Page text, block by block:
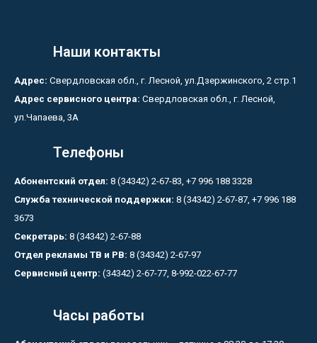
Наши контакты
Адрес: Свердловская обл., г. Лесной, ул.Дзержинского, 2 стр.1
Адрес сервисного центра: Свердловская обл., г. Лесной,
ул.Чапаева, 3А
Телефоны
Абонентский отдел: 8 (34342) 2-67-83, +7 996 188 3328
Служба технической поддержки: 8 (34342) 2-67-87, +7 996 188
3673
Секретарь: 8 (34342) 2-67-88
Отдел рекламы ТВ и РВ: 8 (34342) 2-67-97
Сервисный центр: (34342) 2-67-77, 8-992-022-67-77
Часы работы